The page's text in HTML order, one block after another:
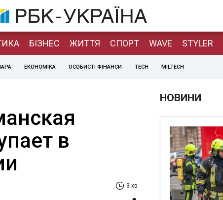
БІЗНЕС ЖИТТЯ СПОРТ WAVE STYLER
ЕКОНОМІКА ОСОБИСТІ ФІНАНСИ TECH MILTECH
в
3 хв
НОВИНИ